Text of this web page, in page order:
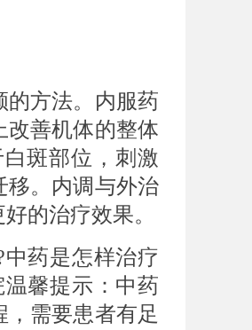
方法。内服药
改善机体的整体
斑部位，刺激
移。内调与外治
的治疗效果。
药是怎样治疗
馨提示：中药
需要患者有足